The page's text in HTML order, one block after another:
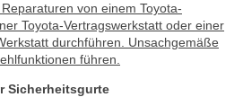
von einem Toyota-
Toyota-Vertragswerkstatt oder einer
durchführen. Unsachgemäße
führen.
Sicherheitsgurte